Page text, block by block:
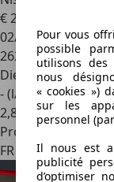
€ 2 990
02/2013
262 690 km
Diesel
- (l/100 km)
2,8
Professionnel
FR 73420
Pour vous
possible
utilisons des
nous
« cookies »)
sur les
personnel
Il nous est
publicité
d’optimiser